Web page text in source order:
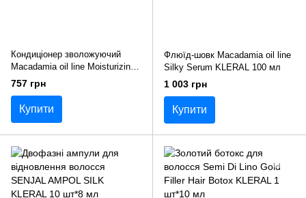
Кондиціонер зволожуючий
Macadamia oil line Moisturizing
Conditioner KLERAL 500 мл
757 грн
Купити
Флюїд-шовк Macadamia oil line
Silky Serum KLERAL 100 мл
1 003 грн
Купити